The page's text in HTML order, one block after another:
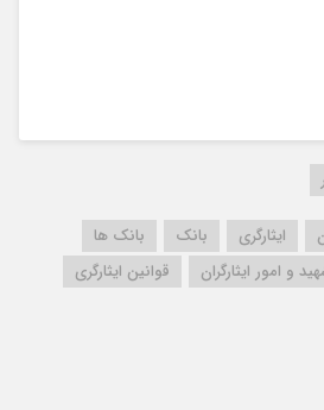
ایثارگری بانک
بانک ها
و امور ایثارگران
قوانین ایثارگری